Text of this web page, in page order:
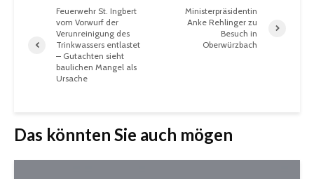
Feuerwehr St. Ingbert
vom Vorwurf der
Verunreinigung des
Trinkwassers entlastet
– Gutachten sieht
baulichen Mangel als
Ursache
Ministerpräsidentin
Anke Rehlinger zu
Besuch in
Oberwürzbach
Das könnten Sie auch mögen